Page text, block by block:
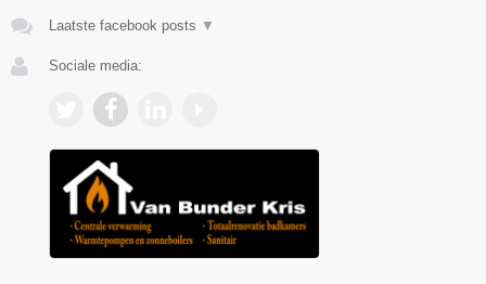
Laatste facebook posts ▼
Sociale media: